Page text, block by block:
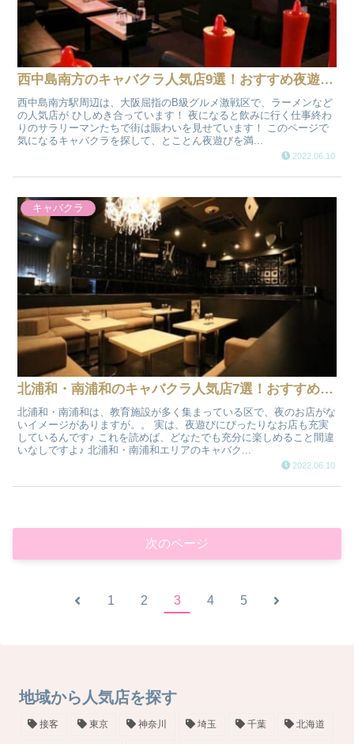
西中島南方のキャバクラ人気店9選！おすすめ夜遊び情報
西中島南方駅周辺は、大阪屈指のB級グルメ激戦区で、ラーメンなど
の人気店が ひしめき合っています！ 夜になると飲みに行く仕事終わ
りのサラリーマンたちで街は賑わいを見せています！ このページで
気になるキャバクラを探して、とことん夜遊びを満...
2022.06.10
キャバクラ
北浦和・南浦和のキャバクラ人気店7選！おすすめ夜遊び情報
北浦和・南浦和は、教育施設が多く集まっている区で、夜のお店がな
いイメージがありますが。。 実は、夜遊びにぴったりなお店も充実
しているんです♪ これを読めば、どなたでも充分に楽しめること間違
いなしですよ♪ 北浦和・南浦和エリアのキャバク...
2022.06.10
次のページ
1 2 3 4 5
地域から人気店を探す
接客 東京 神奈川 埼玉 千葉 北海道